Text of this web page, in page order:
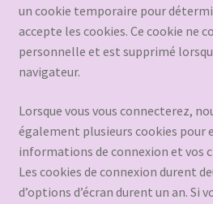
un cookie temporaire pour
accepte les cookies. Ce cookie ne
personnelle et est supprimé
navigateur.
Lorsque vous vous connecterez,
également plusieurs cookies pour
informations de connexion et vos
Les cookies de connexion durent
d’options d’écran durent un an. Si